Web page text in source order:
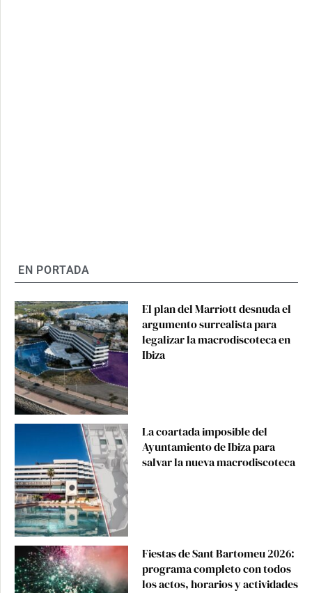
EN PORTADA
El plan del Marriott desnuda el
argumento surrealista para
legalizar la macrodiscoteca en
Ibiza
La coartada imposible del
Ayuntamiento de Ibiza para
salvar la nueva macrodiscoteca
Fiestas de Sant Bartomeu 2026:
programa completo con todos
los actos, horarios y actividades